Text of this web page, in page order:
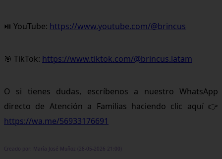
⏯ YouTube: https://www.youtube.com/@brincus
🎯 TikTok: https://www.tiktok.com/@brincus.latam
O si tienes dudas, escríbenos a nuestro WhatsApp
directo de Atención a Familias haciendo clic aquí 👉
https://wa.me/56933176691
Creado por: María José Muñoz (28-05-2026 21:00)